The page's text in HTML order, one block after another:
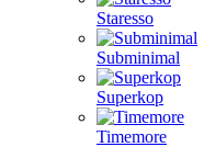
Staresso
Subminimal
Superkop
Timemore